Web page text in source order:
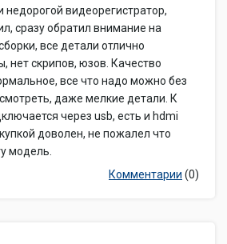
недорогой видеорегистратор,
сразу обратил внимание на
все детали отлично
нет скрипов, юзов. Качество
все что надо можно без
даже мелкие детали. К
через usb, есть и hdmi
доволен, не пожалел что
модель.
Комментарии (0)